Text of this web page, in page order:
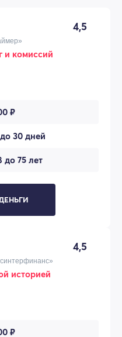
4,5
и комиссий
₽
30 дней
до 75 лет
4,5
историей
₽